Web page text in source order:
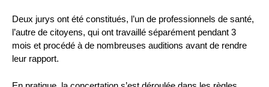
Deux jurys ont été constitués, l’un de professionnels de santé,
l’autre de citoyens, qui ont travaillé séparément pendant 3
mois et procédé à de nombreuses auditions avant de rendre
leur rapport.